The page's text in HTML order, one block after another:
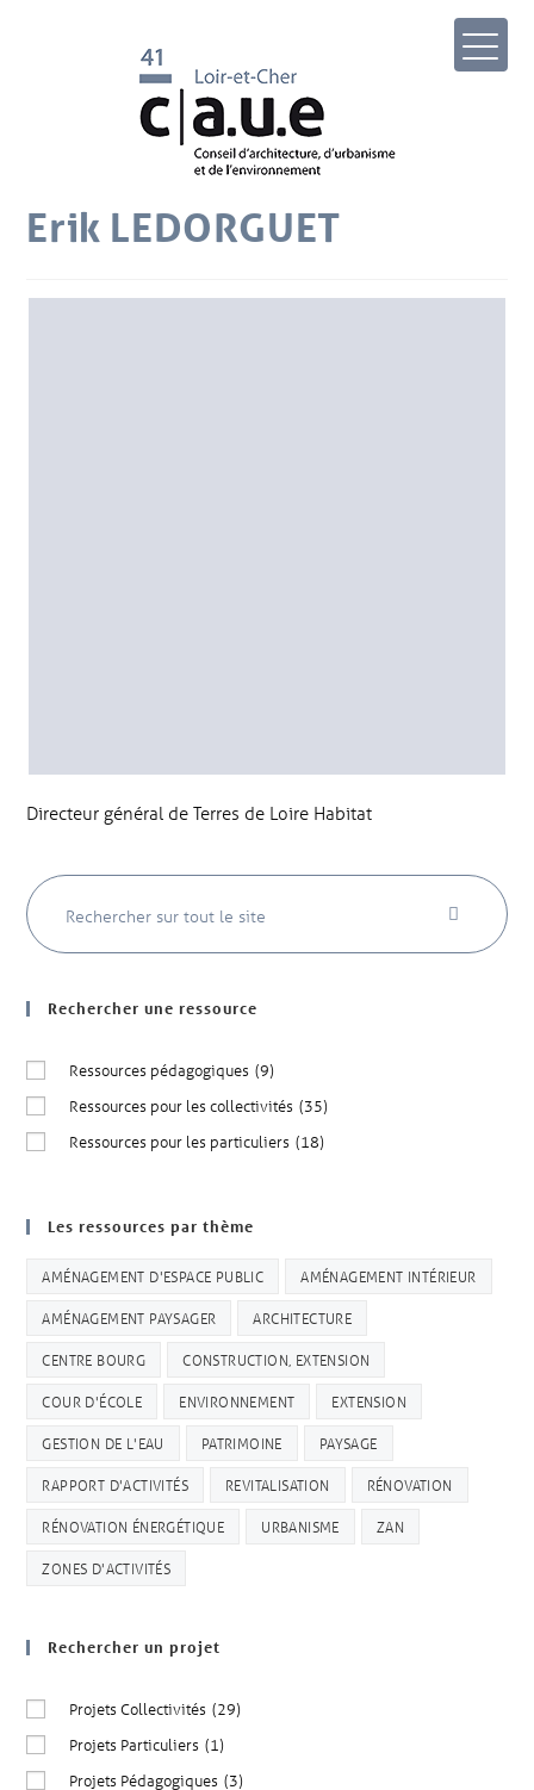
Erik LEDORGUET
Directeur général de Terres de Loire Habitat
Rechercher une ressource
Ressources pédagogiques (9)
Ressources pour les collectivités (35)
Ressources pour les particuliers (18)
Les ressources par thème
AMÉNAGEMENT D'ESPACE PUBLIC AMÉNAGEMENT INTÉRIEUR
AMÉNAGEMENT PAYSAGER ARCHITECTURE
CENTRE BOURG CONSTRUCTION, EXTENSION
COUR D'ÉCOLE ENVIRONNEMENT EXTENSION
GESTION DE L'EAU PATRIMOINE PAYSAGE
RAPPORT D'ACTIVITÉS REVITALISATION RÉNOVATION
RÉNOVATION ÉNERGÉTIQUE URBANISME ZAN
ZONES D'ACTIVITÉS
Rechercher un projet
Projets Collectivités (29)
Projets Particuliers (1)
Projets Pédagogiques (3)